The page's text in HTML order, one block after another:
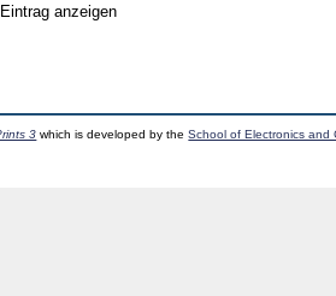
Eintrag anzeigen
3 which is developed by theSchool of Electronics and